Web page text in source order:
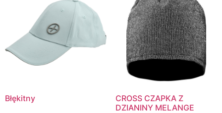
Błękitny
CROSS CZAPKA Z
DZIANINY MELANGE